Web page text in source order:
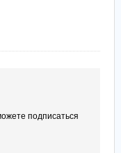
подписаться